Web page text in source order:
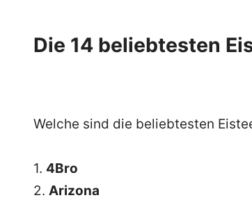
Die 14 beliebtesten
Welche sind die beliebtesten
1. 4Bro
2. Arizona